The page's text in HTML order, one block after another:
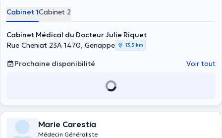
je n'accepte actuellement plus de nouveaux patients. Excepté les
regroupements familiaux. (si modification de votre adresse mail ->
contacter secrétariat)
Médecin généraliste installée sur Genappe depuis 2018 , je vous
reçois à la Maison Médicale de Genappe et à mon privé à Baisy-Thy
nourrisson en passant par l'enfant, l’adolescent, l'adulte à la
vaccination, les conseils en contraception et MST.
Cabinet 1Cabinet 2
Cabinet Médical du Docteur Julie Riquet
Rue Cheniat 23A 1470, Genappe
13,5 km
Prochaine disponibilité Voir tout
Marie Carestia
Médecin Généraliste